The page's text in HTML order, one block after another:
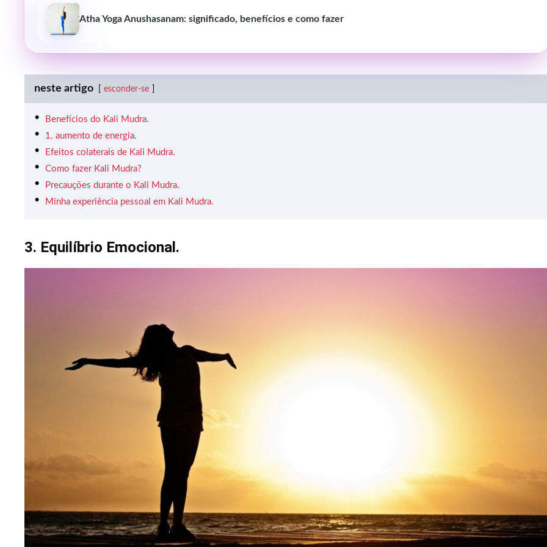
Atha Yoga Anushasanam: significado, benefícios e como fazer
neste artigo esconder-se
Benefícios do Kali Mudra.
1. aumento de energia.
Efeitos colaterais de Kali Mudra.
Como fazer Kali Mudra?
Precauções durante o Kali Mudra.
Minha experiência pessoal em Kali Mudra.
3. Equilíbrio Emocional.